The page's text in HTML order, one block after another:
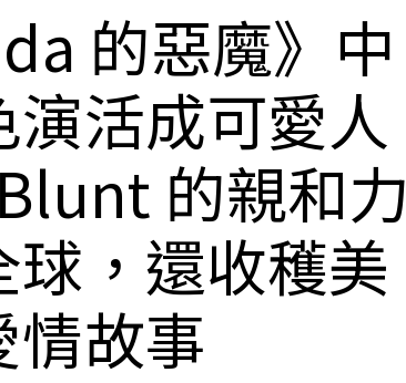
的惡魔》中
活成可愛人
的親和力
，還收穫美
情故事